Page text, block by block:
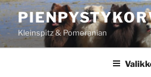
Siirry
sisältöön
Kleinspitz & Pomeranian